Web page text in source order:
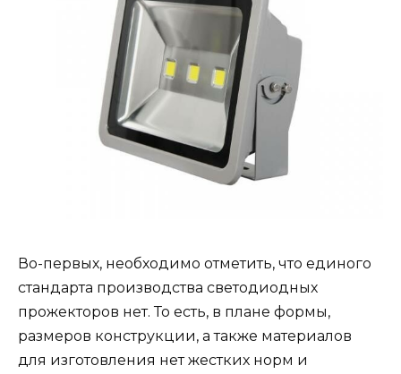
Во-первых, необходимо отметить, что единого
стандарта производства светодиодных
прожекторов нет. То есть, в плане формы,
размеров конструкции, а также материалов
для изготовления нет жестких норм и